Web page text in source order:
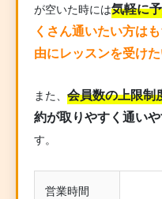
が空いた時には気軽に
くさん通いたい方は
由にレッスンを受け
また、 会員数の上限制
約が取りやすく通い
す。
営業時間